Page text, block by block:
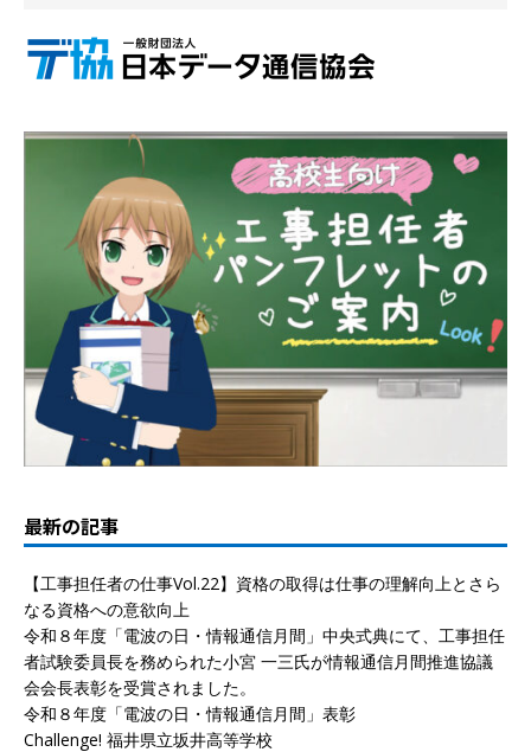
最新の記事
【工事担任者の仕事Vol.22】資格の取得は仕事の理解向上とさら
なる資格への意欲向上
令和８年度「電波の日・情報通信月間」中央式典にて、工事担任
者試験委員長を務められた小宮 一三氏が情報通信月間推進協議
会会長表彰を受賞されました。
令和８年度「電波の日・情報通信月間」表彰
Challenge! 福井県立坂井高等学校